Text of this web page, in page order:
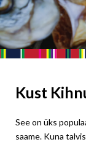
Kust
See on üks
saame. Kuna